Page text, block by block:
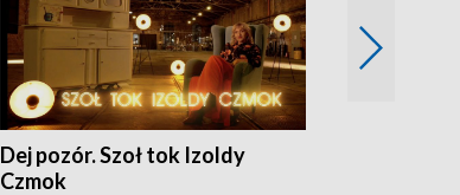
Dej pozór. Szoł tok Izoldy
Czmok